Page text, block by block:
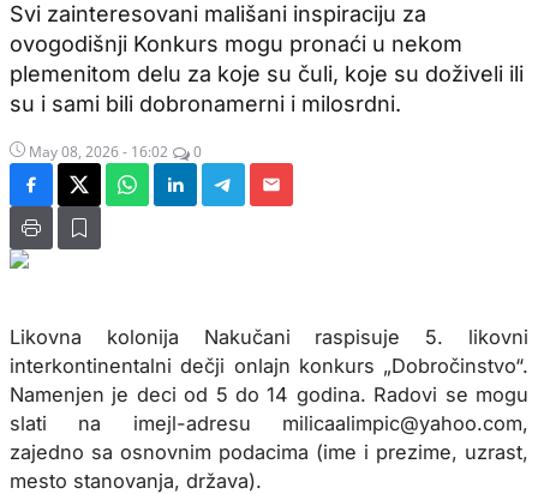
Svi zainteresovani mališani inspiraciju za
ovogodišnji Konkurs mogu pronaći u nekom
plemenitom delu za koje su čuli, koje su doživeli ili
su i sami bili dobronamerni i milosrdni.
May 08, 2026 - 16:02 0
Likovna kolonija Nakučani raspisuje 5. likovni
interkontinentalni dečji onlajn konkurs „Dobročinstvo“.
Namenjen je deci od 5 do 14 godina. Radovi se mogu
slati na imejl-adresu milicaalimpic@yahoo.com,
zajedno sa osnovnim podacima (ime i prezime, uzrast,
mesto stanovanja, država).